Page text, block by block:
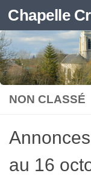
Skip to
Chapelle
NON CLASSÉ
au 16